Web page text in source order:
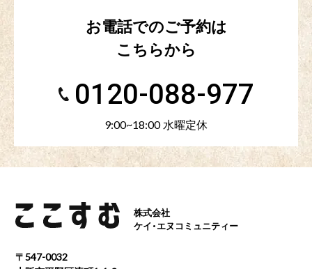
お電話でのご予約は
こちらから
0120-088-977
9:00~18:00 水曜定休
株式会社
ケイ・エヌコミュニティー
〒547-0032